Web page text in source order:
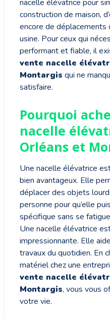
nacelle élévatrice pour
construction de maison,
encore de déplacements
usine. Pour ceux qui
performant et fiable, il
vente nacelle
Montargis qui ne
satisfaire.
Pourquoi
nacelle
Orléans et
Une nacelle élévatrice
bien avantageux. Elle
déplacer des objets
personne pour qu’elle
spécifique sans se
Une nacelle élévatrice
impressionnante. Elle
travaux du quotidien. En
matériel chez une
vente nacelle
Montargis, vous vous
votre vie.